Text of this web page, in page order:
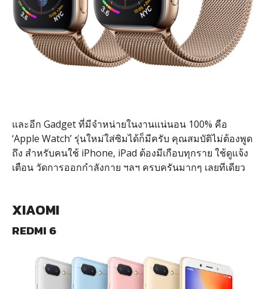
และอีก Gadget ที่มีจำหน่ายในงานแน่นอน 100% คือ
‘Apple Watch’ รุ่นใหม่ใส่ซิมได้ก็มีครับ คุณสมบัติไม่ต้องพูด
ถึง สำหรับคนใช้ iPhone, iPad ต้องมีเกือบทุกราย ใช้ดูแจ้ง
เตือน วัดการออกกำลังกาย ฯลฯ ครบครันมากๆ เลยทีเดียว
XIAOMI
REDMI 6